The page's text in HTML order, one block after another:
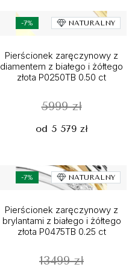
-7% NATURALNY
Pierścionek zaręczynowy z
diamentem z białego i żółtego
złota P0250TB 0.50 ct
5999 zł
od 5 579 zł
-7% NATURALNY
Pierścionek zaręczynowy z
brylantami z białego i żółtego
złota P0475TB 0.25 ct
13499 zł